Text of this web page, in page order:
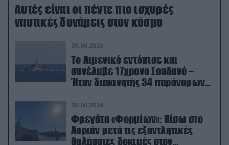
Aυτές είναι οι πέντε πιο ισχυρές
ναυτικές δυνάμεις στον κόσμο
30.06.2026
Το Λιμενικό εντόπισε και
συνέλαβε 17χρονο Σουδανό –
Ήταν διακινητής 34 παράνομων
μεταναστών
30.06.2026
Φρεγάτα «Φορμίων»: Πίσω στο
Λοριάν μετά τις εξαντλητικές
θαλάσσιες δοκιμές στον